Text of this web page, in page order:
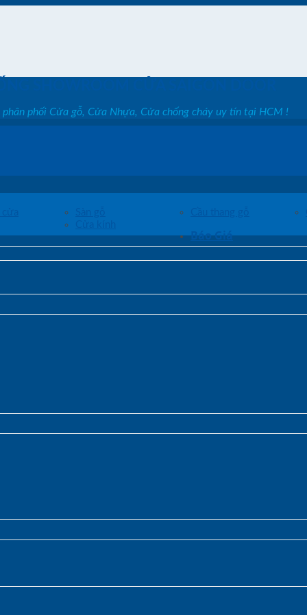
Báo Giá
phân phối Cửa gỗ, Cửa Nhựa, Cửa chống cháy uy tín tại HCM !